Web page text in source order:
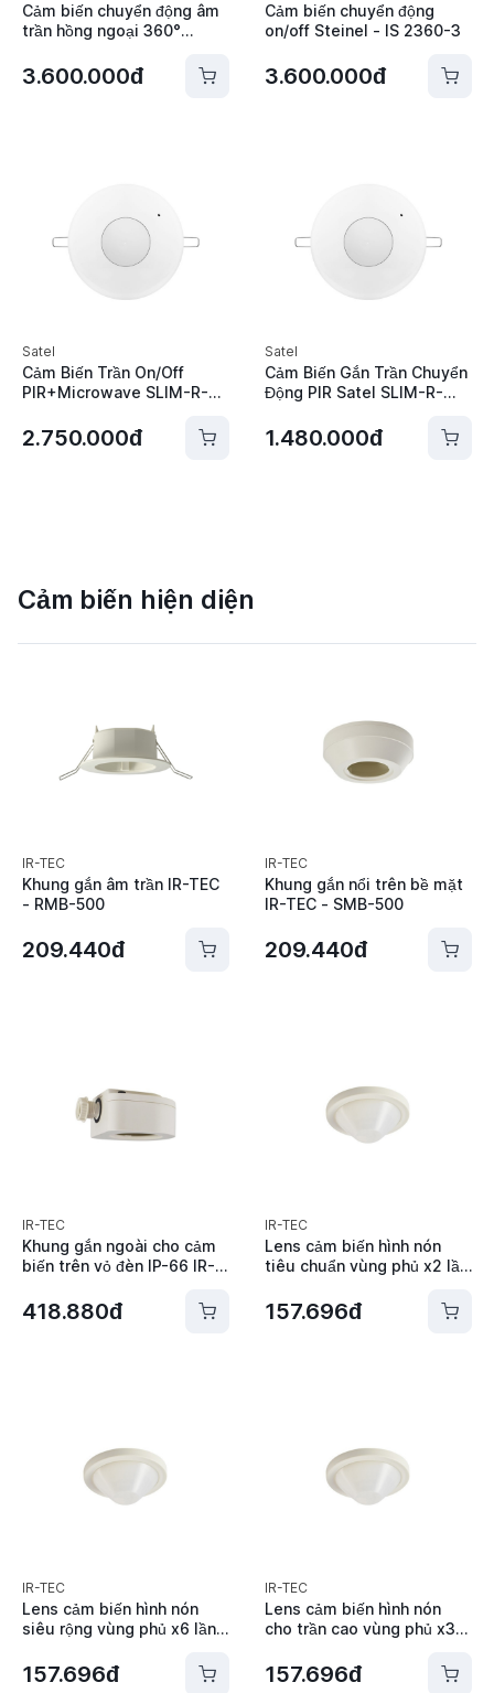
Cảm biến chuyển động âm
trần hồng ngoại 360°
ECO
3.600.000đ
Cảm biến chuyển động
on/off Steinel - IS 2360-3
3.600.000đ
Satel
Cảm Biến Trần On/Off
PIR+Microwave SLIM-R-
2.750.000đ
Satel
Cảm Biến Gắn Trần Chuyển
Động PIR Satel SLIM-R-
1.480.000đ
Cảm biến hiện diện
IR-TEC
Khung gắn âm trần IR-TEC
- RMB-500
209.440đ
IR-TEC
Khung gắn nổi trên bề mặt
IR-TEC - SMB-500
209.440đ
IR-TEC
Khung gắn ngoài cho cảm
biến trên vỏ đèn IP-66 IR-
418.880đ
IR-TEC
Lens cảm biến hình nón
tiêu chuẩn vùng phủ x2 lần
Lens A
157.696đ
IR-TEC
Lens cảm biến hình nón
siêu rộng vùng phủ x6 lần
Lens B
157.696đ
IR-TEC
Lens cảm biến hình nón
cho trần cao vùng phủ x3
TEC - Lens C
157.696đ